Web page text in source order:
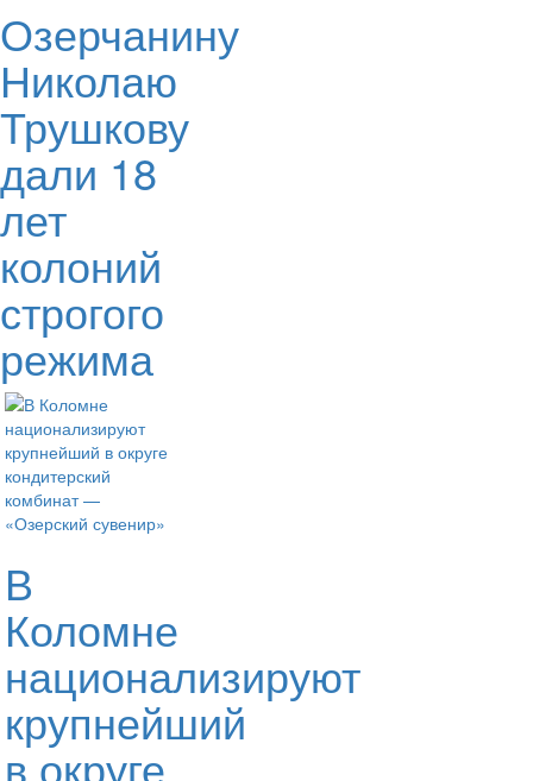
Озерчанину
Николаю
Трушкову
дали 18
лет
колоний
строгого
режима
В
Коломне
национализируют
крупнейший
в округе